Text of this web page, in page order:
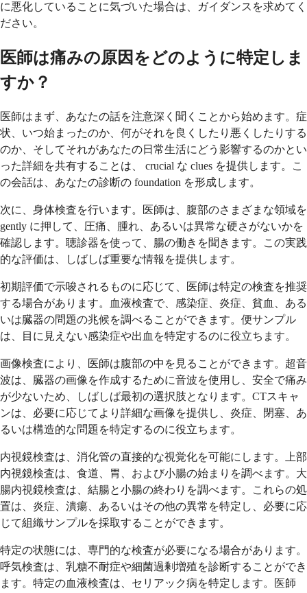
に悪化していることに気づいた場合は、ガイダンスを求めてく
ださい。
医師は痛みの原因をどのように特定しま
すか？
医師はまず、あなたの話を注意深く聞くことから始めます。症
状、いつ始まったのか、何がそれを良くしたり悪くしたりする
のか、そしてそれがあなたの日常生活にどう影響するのかとい
った詳細を共有することは、 crucial な clues を提供します。こ
の会話は、あなたの診断の foundation を形成します。
次に、身体検査を行います。医師は、腹部のさまざまな領域を
gently に押して、圧痛、腫れ、あるいは異常な硬さがないかを
確認します。聴診器を使って、腸の働きを聞きます。この実践
的な評価は、しばしば重要な情報を提供します。
初期評価で示唆されるものに応じて、医師は特定の検査を推奨
する場合があります。血液検査で、感染症、炎症、貧血、ある
いは臓器の問題の兆候を調べることができます。便サンプル
は、目に見えない感染症や出血を特定するのに役立ちます。
画像検査により、医師は腹部の中を見ることができます。超音
波は、臓器の画像を作成するために音波を使用し、安全で痛み
が少ないため、しばしば最初の選択肢となります。CTスキャ
ンは、必要に応じてより詳細な画像を提供し、炎症、閉塞、あ
るいは構造的な問題を特定するのに役立ちます。
内視鏡検査は、消化管の直接的な視覚化を可能にします。上部
内視鏡検査は、食道、胃、および小腸の始まりを調べます。大
腸内視鏡検査は、結腸と小腸の終わりを調べます。これらの処
置は、炎症、潰瘍、あるいはその他の異常を特定し、必要に応
じて組織サンプルを採取することができます。
特定の状態には、専門的な検査が必要になる場合があります。
呼気検査は、乳糖不耐症や細菌過剰増殖を診断することができ
ます。特定の血液検査は、セリアック病を特定します。医師